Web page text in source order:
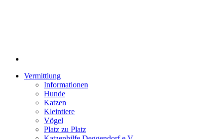
Vermittlung
Informationen
Hunde
Katzen
Kleintiere
Vögel
Platz zu Platz